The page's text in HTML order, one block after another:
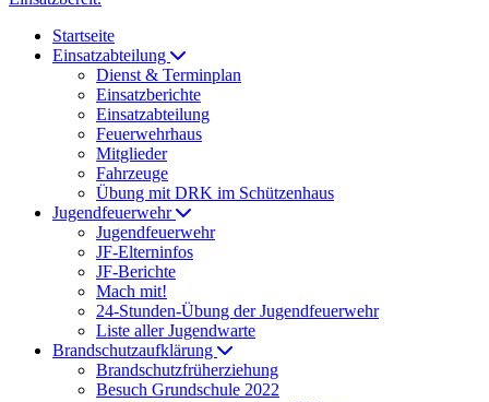
Startseite
Einsatzabteilung
Dienst & Terminplan
Einsatzberichte
Einsatzabteilung
Feuerwehrhaus
Mitglieder
Fahrzeuge
Übung mit DRK im Schützenhaus
Jugendfeuerwehr
Jugendfeuerwehr
JF-Elterninfos
JF-Berichte
Mach mit!
24-Stunden-Übung der Jugendfeuerwehr
Liste aller Jugendwarte
Brandschutzaufklärung
Brandschutzfrüherziehung
Besuch Grundschule 2022